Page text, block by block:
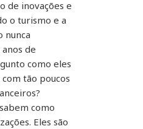
de inovações e
o turismo e a
nunca
de
como eles
tão poucos
como
Eles são